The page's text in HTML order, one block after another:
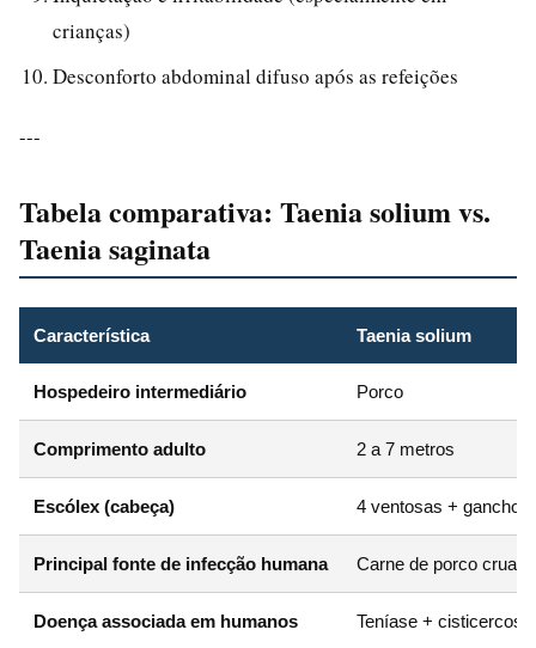
crianças)
Desconforto abdominal difuso após as refeições
---
Tabela comparativa: Taenia solium vs.
Taenia saginata
Característica Taenia solium
Hospedeiro intermediário Porco
Comprimento adulto 2 a 7 metros
Escólex (cabeça) 4 ventosas + ganchos
Principal fonte de infecção humana Carne de porco crua
Doença associada em humanos Teníase +